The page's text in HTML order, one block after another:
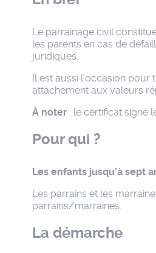
Le parrainage civil
les parents en cas de
juridiques.
Il est aussi l’occasion
attachement aux valeurs
À noter: le certificat signé
Pour qui ?
Les enfants jusqu’à sept
Les parrains et les
parrains/marraines.
La démarche